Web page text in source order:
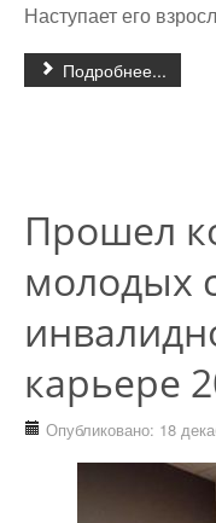
Наступает его
Подробнее...
Прошел
молодых
карьере
Опубликовано: 18